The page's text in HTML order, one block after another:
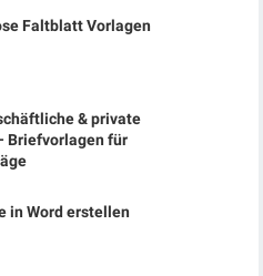
Faltblatt Vorlagen
& private
Briefvorlagen für
in Word erstellen